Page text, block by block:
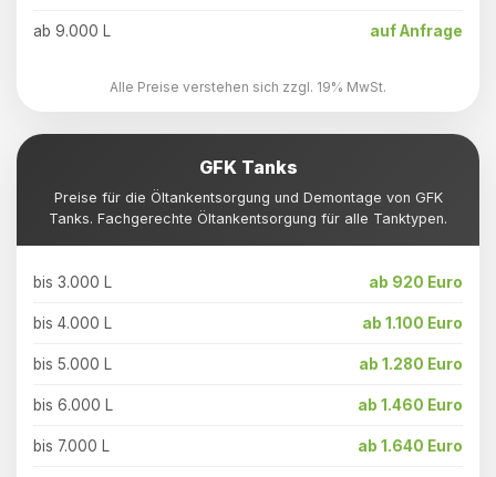
ab 9.000 L auf Anfrage
Alle Preise verstehen sich zzgl. 19% MwSt.
GFK Tanks
Preise für die Öltankentsorgung und Demontage von GFK
Tanks. Fachgerechte Öltankentsorgung für alle Tanktypen.
bis 3.000 L ab 920 Euro
bis 4.000 L ab 1.100 Euro
bis 5.000 L ab 1.280 Euro
bis 6.000 L ab 1.460 Euro
bis 7.000 L ab 1.640 Euro